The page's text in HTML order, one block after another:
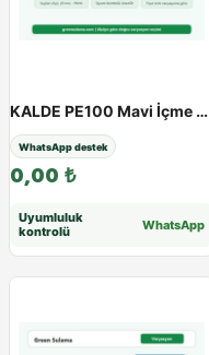
KALDE PE100 Mavi İçme Suyu Kangal Boru | 20 - 63 mm | PN10 - PN16 - 20 / 10Atü
WhatsApp destek
0,00 ₺
Uyumluluk
kontrolü
WhatsApp